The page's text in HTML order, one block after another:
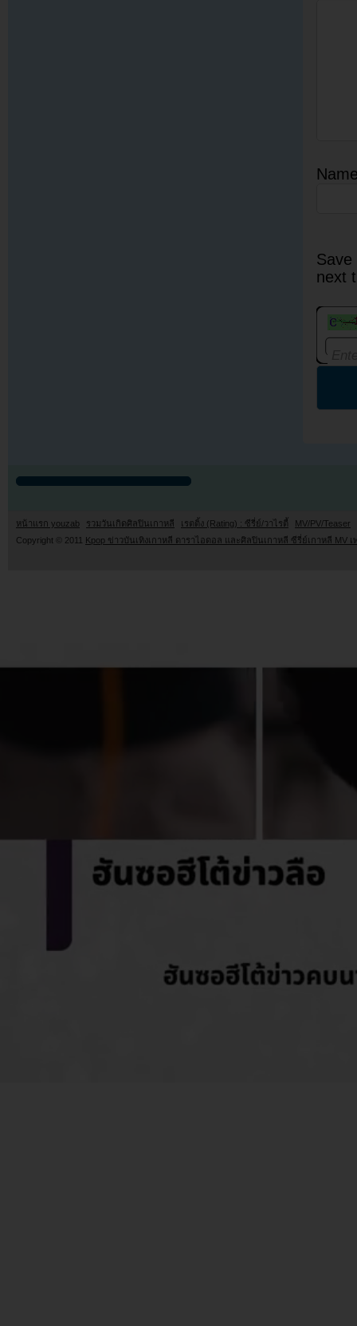
next
หน้าแรก youzab รวมวันเกิดศิลปินเกาหลี เรตติ้ง (Rating) : ซีรี่ย์/วาไรตี้
MV/PV/Teaser
Copyright © 2011 Kpop ข่าวบันเทิงเกาหลี ดาราไอดอล และศิลปินเกาหลี ซีรี่ย์เกาหลี MV